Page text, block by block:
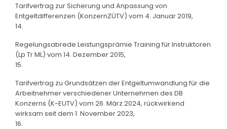
Tarifvertrag zur Sicherung und Anpassung von
Entgeltdifferenzen (KonzernZÜTV) vom 4. Januar 2019,
14.
Regelungsabrede Leistungsprämie Training für Instruktoren
(Lp Tr ML) vom 14. Dezember 2015,
15.
Tarifvertrag zu Grundsätzen der Entgeltumwandlung für die
Arbeitnehmer verschiedener Unternehmen des DB
Konzerns (K-EUTV) vom 26. März 2024, rückwirkend
wirksam seit dem 1. November 2023,
16.